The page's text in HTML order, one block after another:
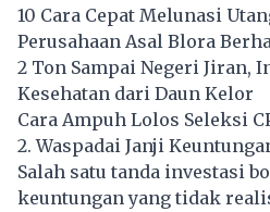
10 Cara Cepat Melunasi
Perusahaan Asal Blora
2 Ton Sampai Negeri Jiran,
Kesehatan dari Daun Kelor
Cara Ampuh Lolos Seleksi
2. Waspadai Janji
Salah satu tanda investasi
keuntungan yang tidak